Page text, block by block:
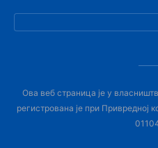
Ова веб страница је у
регистрована је при Привредној